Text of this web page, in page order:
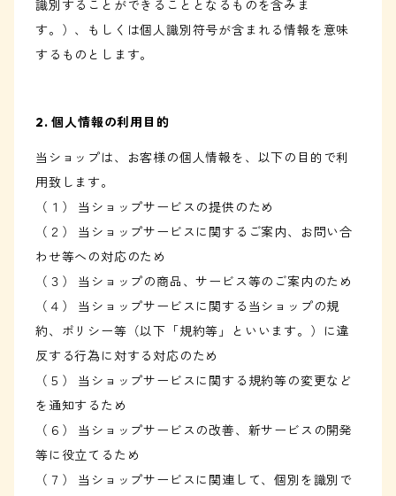
識別することができることとなるものを含みま
す。）、もしくは個人識別符号が含まれる情報を意味
するものとします。
2. 個人情報の利用目的
当ショップは、お客様の個人情報を、以下の目的で利
用致します。
（１） 当ショップサービスの提供のため
（２） 当ショップサービスに関するご案内、お問い合
わせ等への対応のため
（３） 当ショップの商品、サービス等のご案内のため
（４） 当ショップサービスに関する当ショップの規
約、ポリシー等（以下「規約等」といいます。）に違
反する行為に対する対応のため
（５） 当ショップサービスに関する規約等の変更など
を通知するため
（６） 当ショップサービスの改善、新サービスの開発
等に役立てるため
（７） 当ショップサービスに関連して、個別を識別で